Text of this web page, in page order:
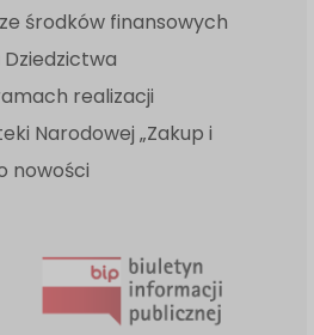
środków finansowych
realizacji
Narodowej „Zakup i
nowości
do